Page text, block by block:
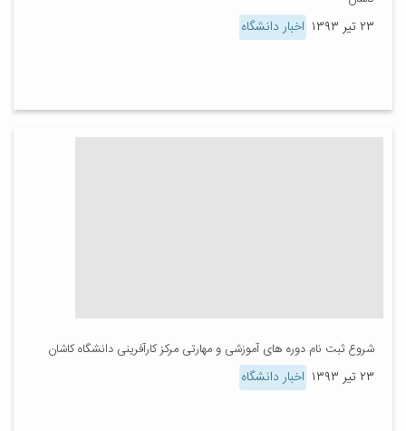
۲۳ تیر ۱۳۹۳ اخبار دانشگاه
شروع ثبت نام دوره های آموزشی و مهارتی مرکز کارآفرینی دانشگاه کاشان
۲۳ تیر ۱۳۹۳ اخبار دانشگاه